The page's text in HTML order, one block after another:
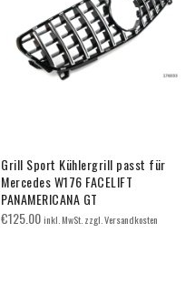
Grill Sport Kühlergrill passt für
Mercedes W176 FACELIFT
PANAMERICANA GT
€125.00inkl. MwSt. zzgl. Versandkosten